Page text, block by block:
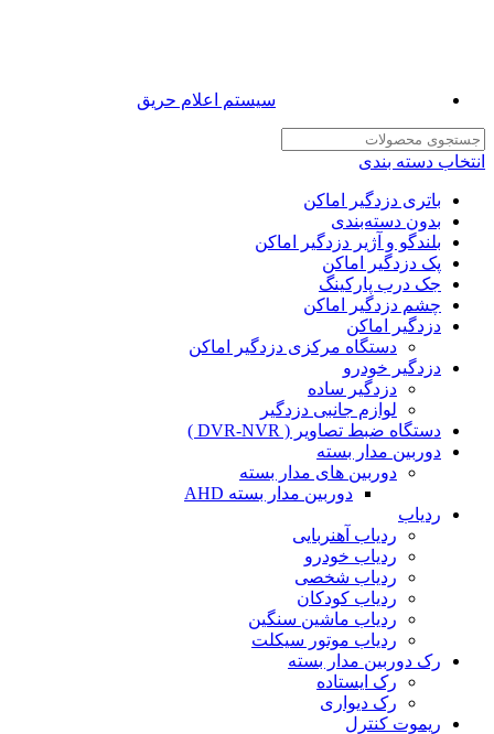
سیستم اعلام حریق
انتخاب دسته بندی
باتری دزدگیر اماکن
بدون دسته‌بندی
بلندگو و آژیر دزدگیر اماکن
پک دزدگیر اماکن
جک درب پارکینگ
چشم دزدگیر اماکن
دزدگیر اماکن
دستگاه مرکزی دزدگیر اماکن
دزدگیر خودرو
دزدگیر ساده
لوازم جانبی دزدگیر
دستگاه ضبط تصاویر ( DVR-NVR )
دوربین مدار بسته
دوربین های مدار بسته
دوربین مدار بسته AHD
ردیاب
ردیاب آهنربایی
ردیاب خودرو
ردیاب شخصی
ردیاب کودکان
ردیاب ماشین سنگین
ردیاب موتور سیکلت
رک دوربین مدار بسته
رک ایستاده
رک دیواری
ریموت کنترل